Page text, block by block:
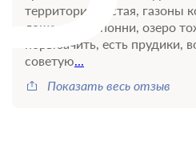
территория чистая, газоны
лошадьми и понни, озеро
порыбачить, есть прудики,
советую...
Показать весь отзыв